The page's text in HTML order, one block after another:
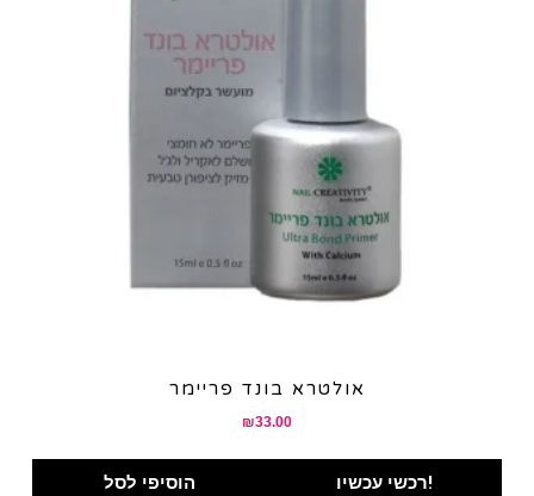
אולטרא בונד פריימר
₪33.00
הוסיפי לסל רכשי עכשיו!